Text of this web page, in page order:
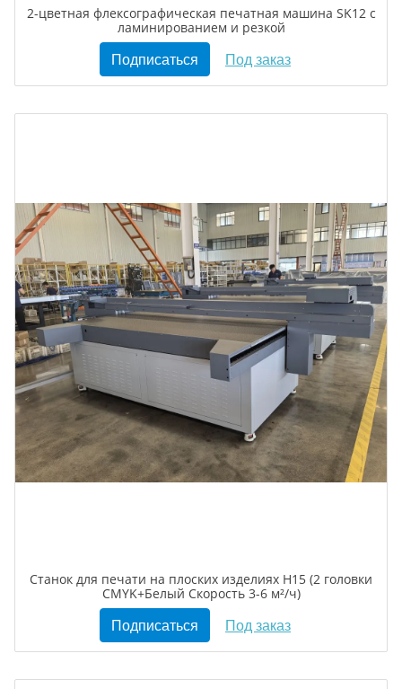
2-цветная флексографическая печатная машина SK12 с
ламинированием и резкой
Подписаться Под заказ
Станок для печати на плоских изделиях H15 (2 головки
CMYK+Белый Скорость 3-6 м²/ч)
Подписаться Под заказ